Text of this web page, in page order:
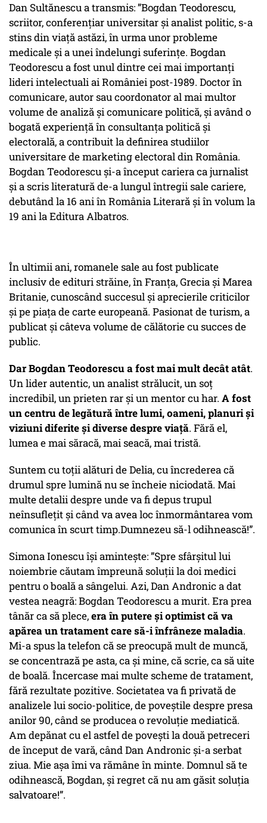
Dan Sultănescu a transmis: ”Bogdan Teodorescu,
scriitor, conferențiar universitar și analist politic, s-a
stins din viață astăzi, în urma unor probleme
medicale și a unei îndelungi suferințe. Bogdan
Teodorescu a fost unul dintre cei mai importanți
lideri intelectuali ai României post-1989. Doctor în
comunicare, autor sau coordonator al mai multor
volume de analiză și comunicare politică, și având o
bogată experiență în consultanța politică și
electorală, a contribuit la definirea studiilor
universitare de marketing electoral din România.
Bogdan Teodorescu și-a început cariera ca jurnalist
și a scris literatură de-a lungul întregii sale cariere,
debutând la 16 ani în România Literară și în volum la
19 ani la Editura Albatros.
În ultimii ani, romanele sale au fost publicate
inclusiv de edituri străine, în Franța, Grecia și Marea
Britanie, cunoscând succesul și aprecierile criticilor
și pe piața de carte europeană. Pasionat de turism, a
publicat și câteva volume de călătorie cu succes de
public.
Dar Bogdan Teodorescu a fost mai mult decât atât.
Un lider autentic, un analist strălucit, un soț
incredibil, un prieten rar și un mentor cu har. A fost
un centru de legătură între lumi, oameni, planuri și
viziuni diferite și diverse despre viață. Fără el,
lumea e mai săracă, mai seacă, mai tristă.
Suntem cu toții alături de Delia, cu încrederea că
drumul spre lumină nu se încheie niciodată. Mai
multe detalii despre unde va fi depus trupul
neînsuflețit și când va avea loc înmormântarea vom
comunica în scurt timp.Dumnezeu să-l odihnească!”.
Simona Ionescu își amintește: ”Spre sfârșitul lui
noiembrie căutam împreună soluții la doi medici
pentru o boală a sângelui. Azi, Dan Andronic a dat
vestea neagră: Bogdan Teodorescu a murit. Era prea
tânăr ca să plece,era în putere și optimist că va
apărea un tratament care să-i înfrâneze maladia.
Mi-a spus la telefon că se preocupă mult de muncă,
se concentrază pe asta, ca și mine, că scrie, ca să uite
de boală. Încercase mai multe scheme de tratament,
fără rezultate pozitive. Societatea va fi privată de
analizele lui socio-politice, de poveștile despre presa
anilor 90, când se producea o revoluție mediatică.
Am depănat cu el astfel de povești la două petreceri
de început de vară, când Dan Andronic și-a serbat
ziua. Mie așa îmi va rămâne în minte. Domnul să te
odihnească, Bogdan, și regret că nu am găsit soluția
salvatoare!”.